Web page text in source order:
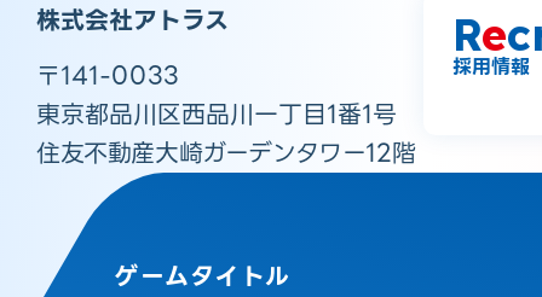
株式会社アトラス
〒141-0033
東京都品川区西品川一丁目1番1号
住友不動産大崎ガーデンタワー12階
Re
採用情報
ゲームタイトル